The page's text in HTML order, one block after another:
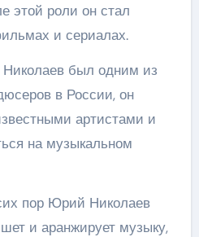
этой роли он стал
и сериалах.
был одним из
в России, он
артистами и
на музыкальном
пор Юрий Николаев
и аранжирует музыку,